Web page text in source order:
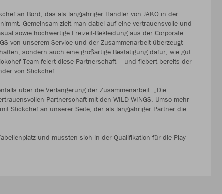
an Bord, das als langjähriger Händler von JAKO in der
Gemeinsam zielt man dabei auf eine vertrauensvolle und
sowie hochwertige Freizeit-Bekleidung aus der Corporate
von unserem Service und der Zusammenarbeit überzeugt
sondern auch eine großartige Bestätigung dafür, wie gut
Team feiert diese Partnerschaft – und fiebert bereits der
von Stickchef.
über die Verlängerung der Zusammenarbeit: „Die
Partnerschaft mit den WILD WINGS. Umso mehr
Stickchef an unserer Seite, der als langjähriger Partner die
und mussten sich in der Qualifikation für die Play-